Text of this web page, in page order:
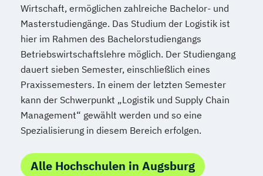
Wirtschaft, ermöglichen zahlreiche Bachelor- und
Masterstudiengänge. Das Studium der Logistik ist
hier im Rahmen des Bachelorstudiengangs
Betriebswirtschaftslehre möglich. Der Studiengang
dauert sieben Semester, einschließlich eines
Praxissemesters. In einem der letzten Semester
kann der Schwerpunkt „Logistik und Supply Chain
Management“ gewählt werden und so eine
Spezialisierung in diesem Bereich erfolgen.
Alle Hochschulen in Augsburg